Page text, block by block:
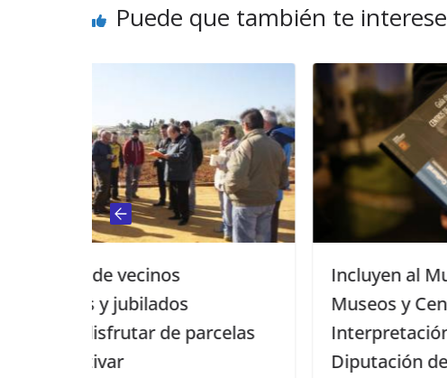
Puede que también te interese
Incluyen al Museo Bonsor en la Guía
Museos y Centros de
Interpretación, publicada por la